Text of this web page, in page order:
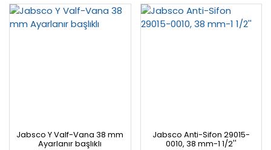
Jabsco Y Valf-Vana 38 mm
Ayarlanır başlıklı
Jabsco Anti-Sifon 29015-
0010, 38 mm-1 1/2''